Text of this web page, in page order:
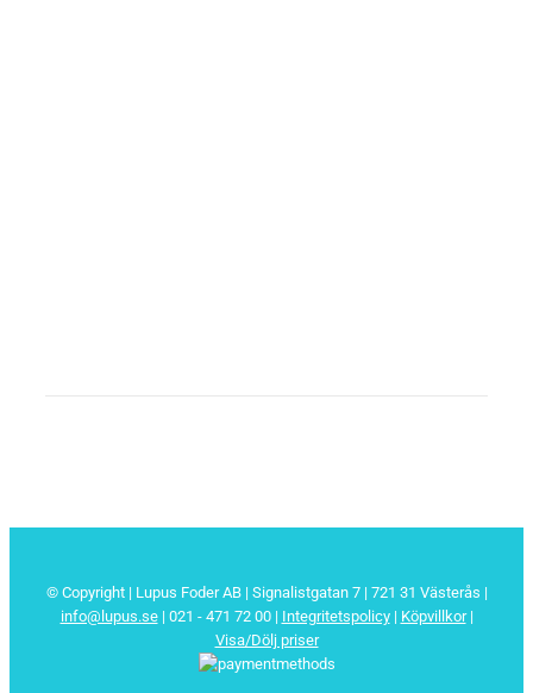
© Copyright | Lupus Foder AB | Signalistgatan 7 | 721 31 Västerås |
info@lupus.se| 021 - 471 72 00 | Integritetspolicy| Köpvillkor|
Visa/Dölj priser